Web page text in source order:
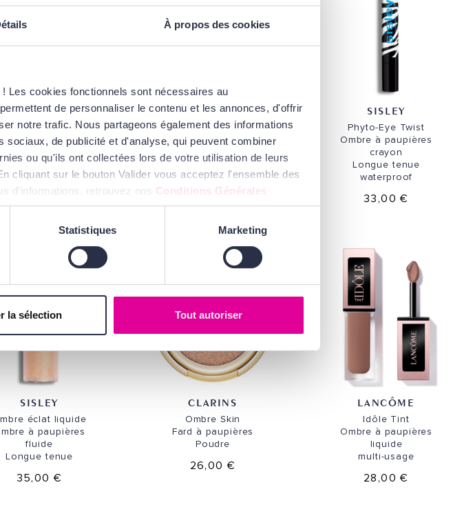
À propos des cookies
Les cookies fonctionnels sont nécessaires au
de personnaliser le contenu et les annonces, d'offrir
notre trafic. Nous partageons également des informations
de publicité et d'analyse, qui peuvent combiner
ou qu'ils ont collectées lors de votre utilisation de leurs
cliquant sur le bouton Valider vous acceptez l'ensemble des
d'informations, retrouvez nos Conditions Générales
Statistiques Marketing
la sélection Tout autoriser
CHANEL
Essentielle
à paupières
tenue multi-
usage
34,00 €
CHANEL
Ombre Essentielle Top
coat yeux multi-usage
33,00 €
SISLEY
Phyto-Eye Twist
Ombre à paupières
crayon
Longue tenue
waterproof
33,00 €
SISLEY
éclat liquide
à paupières
fluide
Longue tenue
35,00 €
CLARINS
Ombre Skin
Fard à paupières
Poudre
26,00 €
LANCÔME
Idôle Tint
Ombre à paupières
liquide
multi-usage
28,00 €